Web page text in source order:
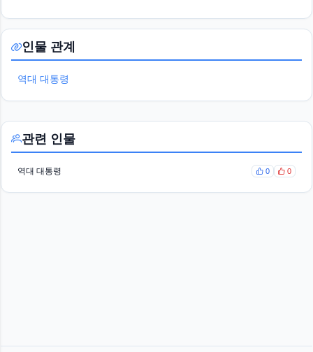
인물 관계
역대 대통령
관련 인물
역대 대통령 0 0